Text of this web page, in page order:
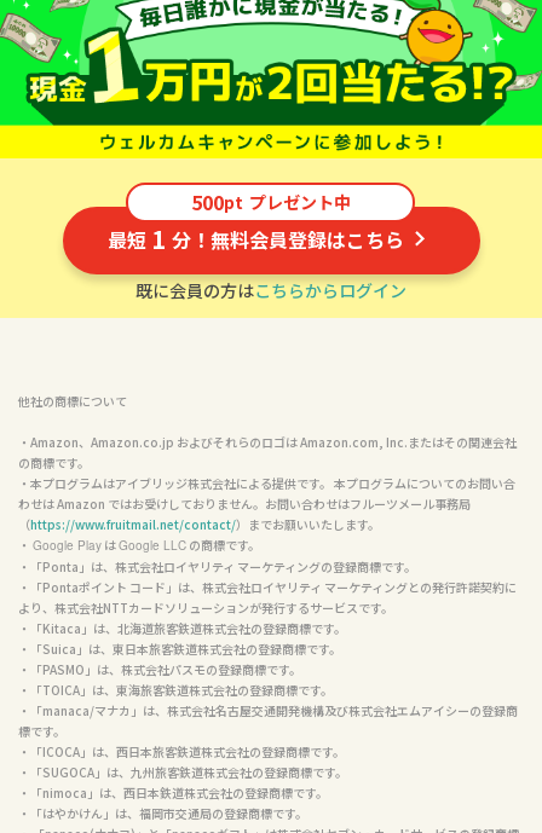
500pt プレゼント中
最短 1 分！無料会員登録はこちら
既に会員の方はこちらからログイン
他社の商標について
・Amazon、Amazon.co.jp およびそれらのロゴは Amazon.com, Inc.またはその関連会社
の商標です。
・本プログラムはアイブリッジ株式会社による提供です。 本プログラムについてのお問い合
わせは Amazon ではお受けしておりません。お問い合わせはフルーツメール事務局
（https://www.fruitmail.net/contact/）までお願いいたします。
・ Google Play は Google LLC の商標です。
・「Ponta」は、株式会社ロイヤリティ マーケティングの登録商標です。
・「Pontaポイント コード」は、株式会社ロイヤリティ マーケティングとの発行許諾契約に
より、株式会社NTTカードソリューションが発行するサービスです。
・「Kitaca」は、北海道旅客鉄道株式会社の登録商標です。
・「Suica」は、東日本旅客鉄道株式会社の登録商標です。
・「PASMO」は、株式会社パスモの登録商標です。
・「TOICA」は、東海旅客鉄道株式会社の登録商標です。
・「manaca/マナカ」は、株式会社名古屋交通開発機構及び株式会社エムアイシーの登録商
標です。
・「ICOCA」は、西日本旅客鉄道株式会社の登録商標です。
・「SUGOCA」は、九州旅客鉄道株式会社の登録商標です。
・「nimoca」は、西日本鉄道株式会社の登録商標です。
・「はやかけん」は、福岡市交通局の登録商標です。